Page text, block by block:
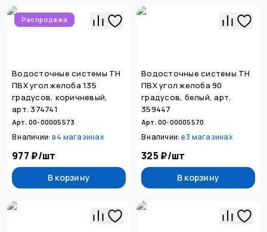
Водосточные системы ТН
ПВХ угол желоба 135
градусов, коричневый,
арт. 374741
Арт. 00-00005573
В наличии: в4 магазинах
977 ₽/шт
В корзину
Распродажа
Водосточные системы ТН
ПВХ угол желоба 90
градусов, белый, арт.
359447
Арт. 00-00005570
В наличии: в3 магазинах
325 ₽/шт
В корзину